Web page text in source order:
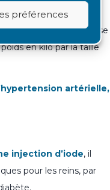
préférences
minutes par jour.
idéal » (Indice de masse
en kilo par la taille
artérielle,
injection d’iode, il
pour les reins, par